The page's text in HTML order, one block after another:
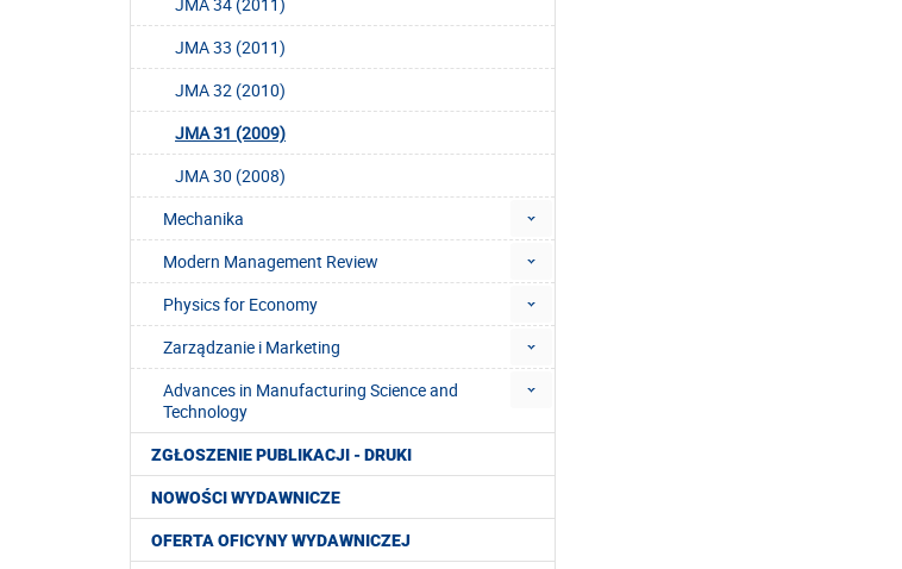
JMA 33 (2011)
JMA 32 (2010)
JMA 31 (2009)
JMA 30 (2008)
Mechanika
Modern Management Review
Physics for Economy
Zarządzanie i Marketing
Advances in Manufacturing Science and
Technology
ZGŁOSZENIE PUBLIKACJI - DRUKI
NOWOŚCI WYDAWNICZE
OFERTA OFICYNY WYDAWNICZEJ